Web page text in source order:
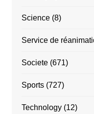
Science(8)
Service de
Societe(671)
Sports(727)
Technology(12)